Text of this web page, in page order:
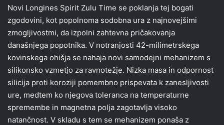
Novi Longines Spirit Zulu Time se poklanja tej bogati
zgodovini, kot popolnoma sodobna ura z najnovejšimi
zmogljivostmi, da izpolni zahtevna pričakovanja
današnjega popotnika. V notranjosti 42-milimetrskega
kovinskega ohišja se nahaja novi samodejni mehanizem s
silikonsko vzmetjo za ravnotežje. Nizka masa in odpornost
silicija proti koroziji pomembno prispevata k zanesljivosti
ure, medtem ko njegova toleranca na temperaturne
spremembe in magnetna polja zagotavlja visoko
natančnost. V skladu s tem se mehanizem ponaša z